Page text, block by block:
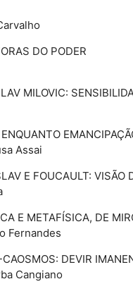
DO PODER
MILOVIC:
Assai
E FOUCAULT: VISÃO
E METAFÍSICA, DE
Fernandes
DEVIR
Cangiano